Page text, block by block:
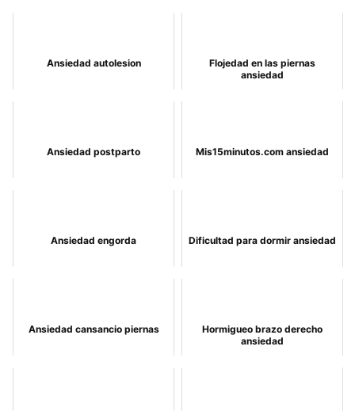
Ansiedad autolesion
Flojedad en las piernas
ansiedad
Ansiedad postparto Mis15minutos.com ansiedad
Ansiedad engorda Dificultad para dormir ansiedad
Ansiedad cansancio piernas
Hormigueo brazo derecho
ansiedad